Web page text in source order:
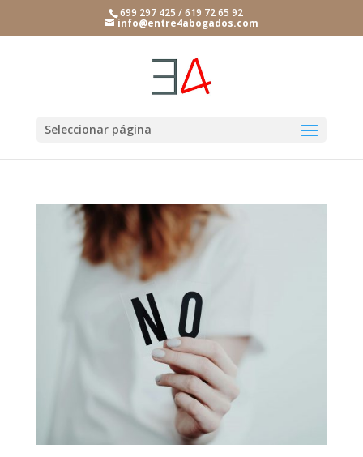
699 297 425 / 619 72 65 92
info@entre4abogados.com
Seleccionar página